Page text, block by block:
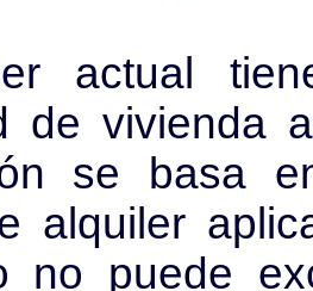
actual
de vivienda
se basa
alquiler
no puede